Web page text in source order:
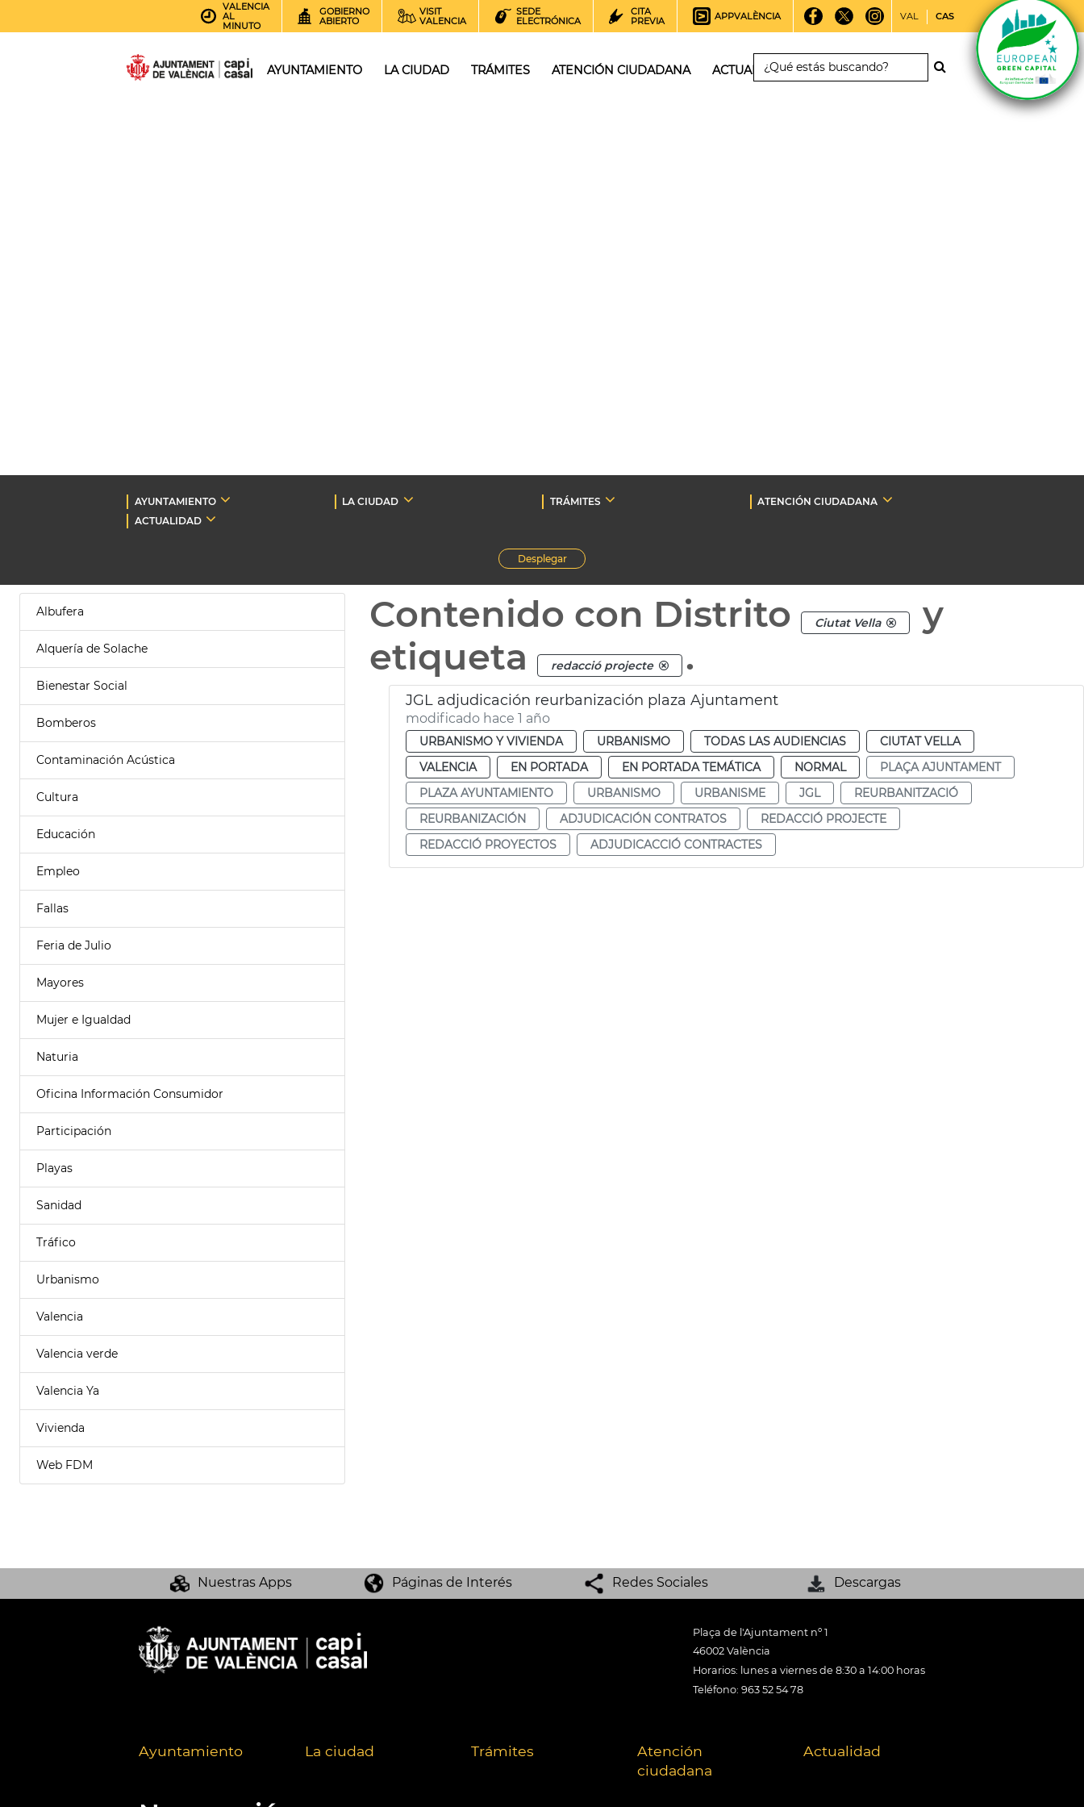
VALENCIA
AL
MINUTO
GOBIERNO
ABIERTO
VISIT
VALENCIA
SEDE
ELECTRÓNICA
CITA
PREVIA
APPVALÈNCIA VAL CAS
AYUNTAMIENTO LA CIUDAD TRÁMITES ATENCIÓN CIUDADANA ACTUALIDAD
AYUNTAMIENTO LA CIUDAD TRÁMITES
ATENCIÓN CIUDADANA
ACTUALIDAD
Desplegar
Albufera
Alquería de Solache
Bienestar Social
Bomberos
Contaminación Acústica
Cultura
Educación
Empleo
Fallas
Feria de Julio
Mayores
Mujer e Igualdad
Naturia
Oficina Información Consumidor
Participación
Playas
Sanidad
Tráfico
Urbanismo
Valencia
Valencia verde
Valencia Ya
Vivienda
Web FDM
Contenido con Distrito Ciutat Vella
y
etiqueta
redacció projecte .
JGL adjudicación reurbanización plaza Ajuntament
modificado hace 1 año
URBANISMO Y VIVIENDA URBANISMO TODAS LAS AUDIENCIAS
CIUTAT VELLA
VALENCIA
EN PORTADA EN PORTADA TEMÁTICA NORMAL
PLAÇA AJUNTAMENT
PLAZA AYUNTAMIENTO
URBANISMO URBANISME JGL
REURBANITZACIÓ
REURBANIZACIÓN
ADJUDICACIÓN CONTRATOS
REDACCIÓ PROJECTE
REDACCIÓ PROYECTOS
ADJUDICACCIÓ CONTRACTES
Nuestras Apps Páginas de Interés Redes Sociales Descargas
Plaça de l'Ajuntament nº 1
46002 València
Horarios: lunes a viernes de 8:30 a 14:00 horas
Teléfono: 963 52 54 78
Ayuntamiento La ciudad Trámites
Atención
ciudadana
Actualidad